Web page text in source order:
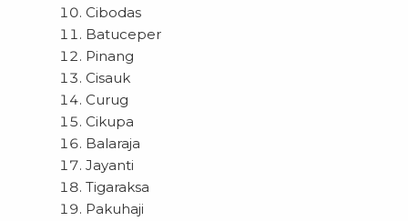
Cibodas
Batuceper
Pinang
Cisauk
Curug
Cikupa
Balaraja
Jayanti
Tigaraksa
Pakuhaji